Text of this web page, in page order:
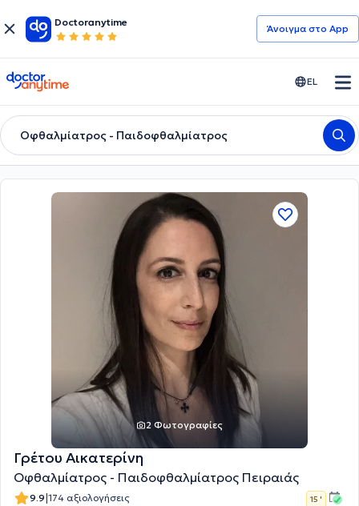
Doctoranytime
Άνοιγμα στο App
doctoranytime EL
Οφθαλμίατρος - Παιδοφθαλμίατρος
2 Φωτογραφίες
Γρέτου Αικατερίνη
Οφθαλμίατρος - Παιδοφθαλμίατρος Πειραιάς
9.9|174 αξιολογήσεις 15 '